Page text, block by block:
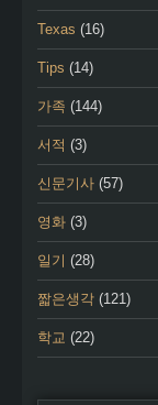
Texas (16)
Tips (14)
가족 (144)
서적 (3)
신문기사 (57)
영화 (3)
일기 (28)
짧은생각 (121)
학교 (22)